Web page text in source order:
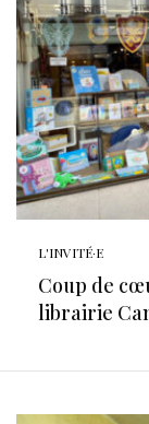
L'INVITÉ·E
Coup de
librairie